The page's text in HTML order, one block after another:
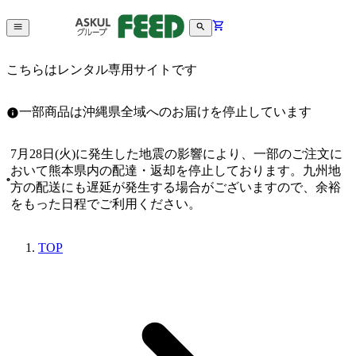
こちらはレンタル専用サイトです
一部商品は沖縄県全域へのお届けを停止しています
7月28日(火)に発生した地震の影響により、一部のご注文に
おいて熊本県内の配達・返却を停止しております。九州地
方の配送にも遅延が発生する場合がございますので、余裕
をもった日程でご利用ください。
TOP